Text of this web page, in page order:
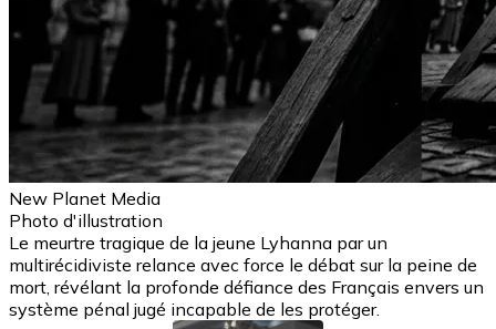
New Planet Media
Photo d'illustration
Le meurtre tragique de la jeune Lyhanna par un
multirécidiviste relance avec force le débat sur la peine de
mort, révélant la profonde défiance des Français envers un
système pénal jugé incapable de les protéger.